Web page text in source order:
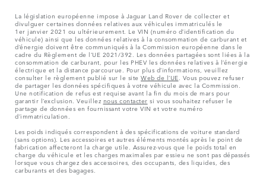
La législation européenne impose à Jaguar Land Rover de collecter et
divulguer certaines données relatives aux véhicules immatriculés le
1er janvier 2021 ou ultérieurement. Le VIN (numéro d’identification du
véhicule) ainsi que les données relatives à la consommation de carburant et
d’énergie doivent être communiqués à la Commission européenne dans le
cadre du Règlement de l’UE 2021/392. Les données partagées sont liées à la
consommation de carburant, pour les PHEV les données relatives à l’énergie
électrique et la distance parcourue. Pour plus d’informations, veuillez
consulter le règlement publié sur le site Web de l’UE . Vous pouvez refuser
de partager les données spécifiques à votre véhicule avec la Commission.
Une notification de refus est requise avant la fin du mois de mars pour
garantir l’exclusion. Veuillez nous contacter si vous souhaitez refuser le
partage de données en fournissant votre VIN et votre numéro
d’immatriculation.
Les poids indiqués correspondent à des spécifications de voiture standard
(sans options). Les accessoires et autres éléments montés après le point de
fabrication affecteront la charge utile. Assurez-vous que le poids total en
charge du véhicule et les charges maximales par essieu ne sont pas dépassés
lorsque vous chargez des accessoires, des occupants, des liquides, des
carburants et des bagages.